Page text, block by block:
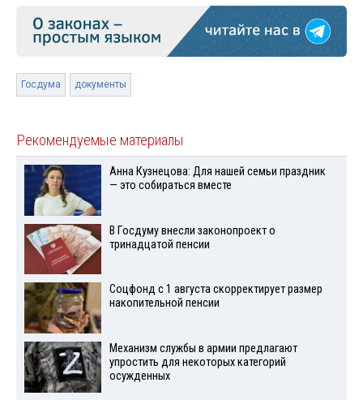
Госдума документы
Рекомендуемые материалы
Анна Кузнецова: Для нашей семьи праздник
— это собираться вместе
В Госдуму внесли законопроект о
тринадцатой пенсии
Соцфонд с 1 августа скорректирует размер
накопительной пенсии
Механизм службы в армии предлагают
упростить для некоторых категорий
осужденных